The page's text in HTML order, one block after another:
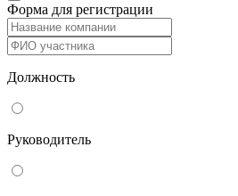
Форма для регистрации
Должность
Руководитель